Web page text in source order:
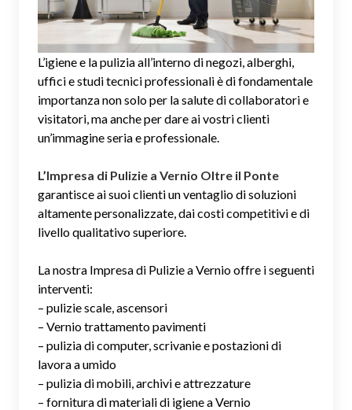
L’igiene e la pulizia all’interno di negozi, alberghi,
uffici e studi tecnici professionali è di fondamentale
importanza non solo per la salute di collaboratori e
visitatori, ma anche per dare ai vostri clienti
un’immagine seria e professionale.
L’Impresa di Pulizie a Vernio Oltre il Ponte
garantisce ai suoi clienti un ventaglio di soluzioni
altamente personalizzate, dai costi competitivi e di
livello qualitativo superiore.
La nostra Impresa di Pulizie a Vernio offre i seguenti
interventi:
– pulizie scale, ascensori
– Vernio trattamento pavimenti
– pulizia di computer, scrivanie e postazioni di
lavora a umido
– pulizia di mobili, archivi e attrezzature
– fornitura di materiali di igiene a Vernio